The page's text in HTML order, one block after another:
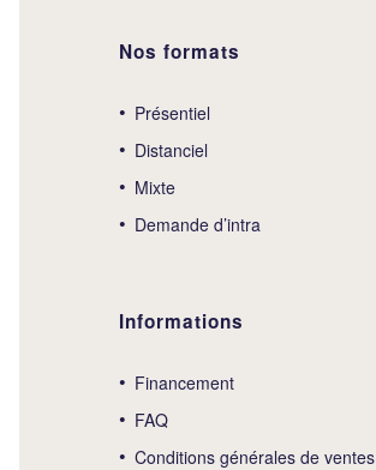
Nos formats
Présentiel
Distanciel
Mixte
Demande d’intra
Informations
Financement
FAQ
Conditions générales de ventes